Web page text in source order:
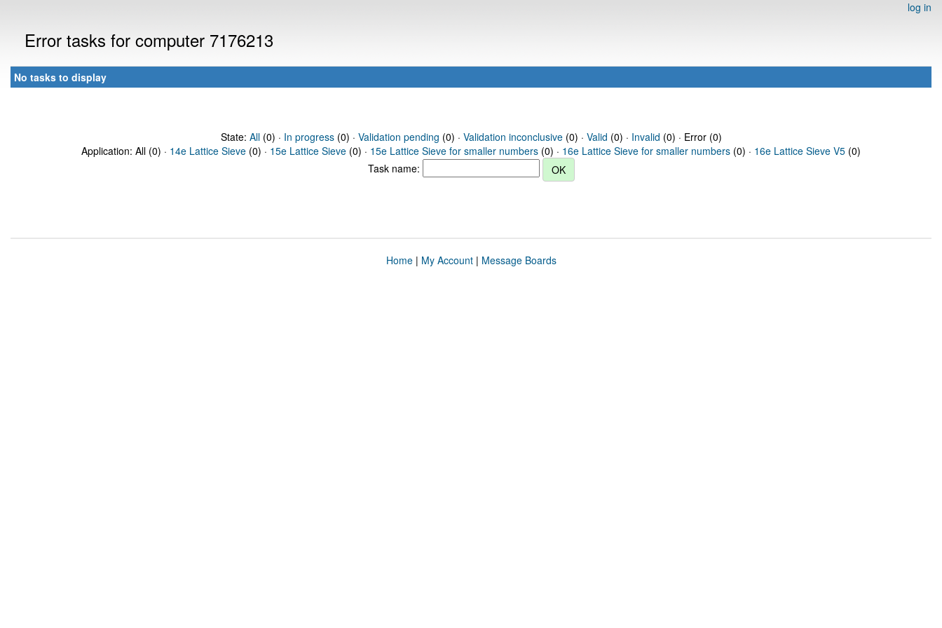
log in
Error tasks for computer 7176213
No tasks to display
State: All(0) · In progress(0) · Validation pending (0) · Validation inconclusive(0) · Valid (0) · Invalid (0) · Error (0)
Application: All (0) · 14e Lattice Sieve (0) · 15e Lattice Sieve (0) · 15e Lattice Sieve for smaller numbers (0) · 16e Lattice Sieve for smaller numbers (0) · 16e Lattice Sieve V5 (0)
Task name:
Home| My Account| Message Boards